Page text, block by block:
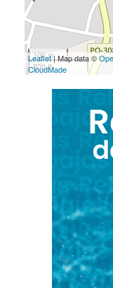
100 m
500 ft
Leaflet| Map data ©
CloudMade